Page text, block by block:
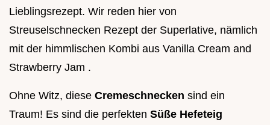
Lieblingsrezept. Wir reden hier von
Streuselschnecken Rezept der Superlative, nämlich
mit der himmlischen Kombi aus Vanilla Cream and
Strawberry Jam .
Ohne Witz, diese Cremeschnecken sind ein
Traum! Es sind die perfekten Süße Hefeteig